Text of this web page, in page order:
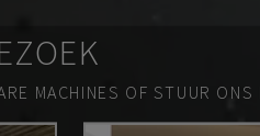
MACHINES OF STUUR ONS